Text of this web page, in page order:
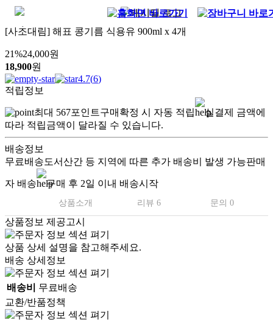
[사조대림] 해표 콩기름 식용유 900ml x 4개
21%24,000원
18,900원
4.7(6)
적립정보
최대 567포인트구매확정 시 자동 적립
실결제 금액에
따라 적립금액이 달라질 수 있습니다.
배송정보
무료배송도서산간 등 지역에 따른 추가 배송비 발생 가능판매
자 배송 구매 후 2일 이내 배송시작
상품소개 리뷰 6 문의 0
상품정보 제공고시
상품 상세 설명을 참고해주세요.
배송 상세정보
배송비
무료배송
교환/반품정책